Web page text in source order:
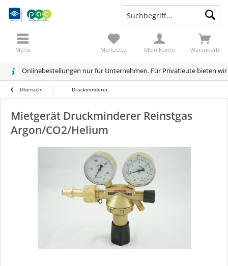
Onlinebestellungen nur für Unternehmen. Für Privatleute bieten
Warenkorb
Merkzettel Mein Konto
Menü
Übersicht Druckminderer
Mietgerät Druckminderer Reinstgas
Argon/CO2/Helium